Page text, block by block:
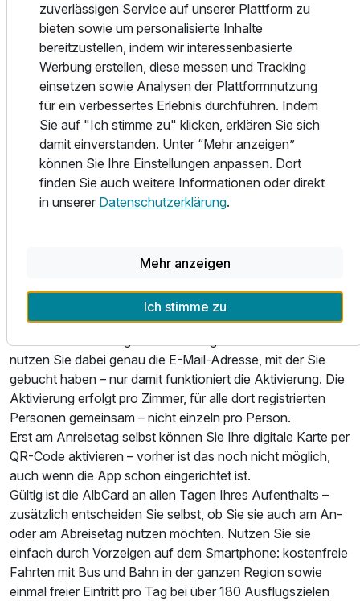
Für 8 Tage p.P. ab759,00 €
Doppelzimmer Standard Design
2 Erwachsene
Unsere Rezeption ist persönlich für Sie da: Montag bis
Freitag von 7:00 bis 11:00 Uhr, samstags und sonntags
von 8:00 bis 11:00 Uhr sowie Dienstag bis Samstag von
18:00 bis 20:00 Uhr. Außerhalb dieser Zeiten ist niemand
persönlich vor Ort, in einem Notfall erreichen Sie uns aber
jederzeit telefonisch.
Die AlbCard – Ihre Gästekarte, digital
Als unser Gast erhalten Sie die AlbCard automatisch und
kostenfrei, ausschließlich digital auf Ihrem Smartphone. So
Einladung zur AlbCard-App per Link. Sie können die App
ist nicht nötig, sie läuft direkt im Internetbrowser Ihres
Smartphones.
nutzen Sie dabei genau die E-Mail-Adresse, mit der Sie
gebucht haben – nur damit funktioniert die Aktivierung. Die
Aktivierung erfolgt pro Zimmer, für alle dort registrierten
Personen gemeinsam – nicht einzeln pro Person.
Erst am Anreisetag selbst können Sie Ihre digitale Karte per
QR-Code aktivieren – vorher ist das noch nicht möglich,
auch wenn die App schon eingerichtet ist.
Gültig ist die AlbCard an allen Tagen Ihres Aufenthalts –
zusätzlich entscheiden Sie selbst, ob Sie sie auch am An-
oder am Abreisetag nutzen möchten. Nutzen Sie sie
einfach durch Vorzeigen auf dem Smartphone: kostenfreie
Fahrten mit Bus und Bahn in der ganzen Region sowie
einmal freier Eintritt pro Tag bei über 180 Ausflugszielen
zuverlässigen Service auf unserer Plattform zu
bieten sowie um personalisierte Inhalte
bereitzustellen, indem wir interessenbasierte
Werbung erstellen, diese messen und Tracking
einsetzen sowie Analysen der Plattformnutzung
für ein verbessertes Erlebnis durchführen. Indem
Sie auf "Ich stimme zu" klicken, erklären Sie sich
damit einverstanden. Unter “Mehr anzeigen”
können Sie Ihre Einstellungen anpassen. Dort
finden Sie auch weitere Informationen oder direkt
in unserer Datenschutzerklärung.
Mehr anzeigen
Ich stimme zu